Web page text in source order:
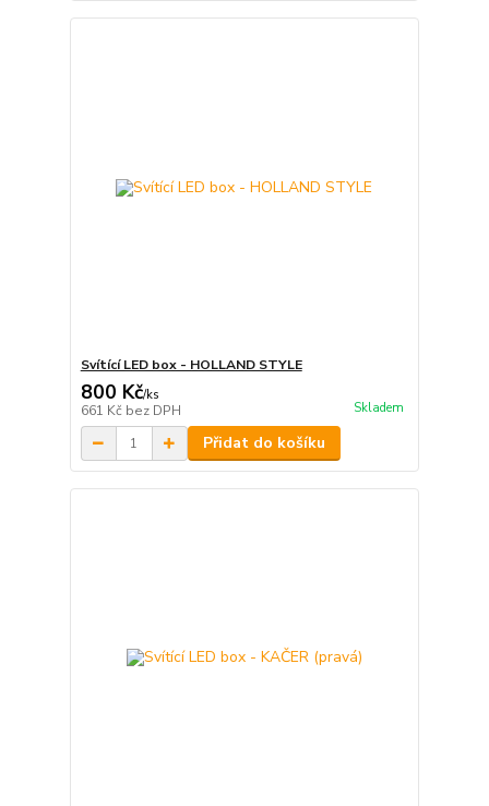
Svítící LED box - HOLLAND STYLE
800 Kč/ks
661 Kč bez DPH Skladem
Přidat do košíku